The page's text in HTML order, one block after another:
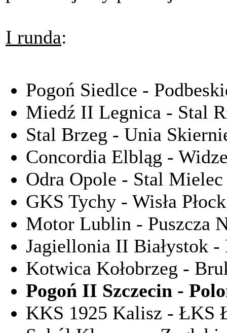
I runda:
Pogoń Siedlce -
Miedź II Legnica - Stal
Stal Brzeg - Unia
Concordia Elbląg -
Odra Opole - Stal Mielec
GKS Tychy - Wisła Płock
Motor Lublin - Puszcza
Jagiellonia II Białystok
Kotwica Kołobrzeg -
Pogoń II Szczecin -
KKS 1925 Kalisz - ŁKS